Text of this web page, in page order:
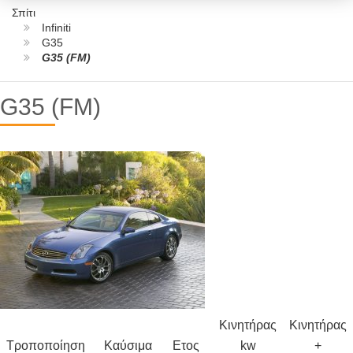
Σπίτι
Infiniti
G35
G35 (FM)
G35 (FM)
Τροποποίηση Καύσιμα Ετος
Κινητήρας
kw
Κινητήρας
+